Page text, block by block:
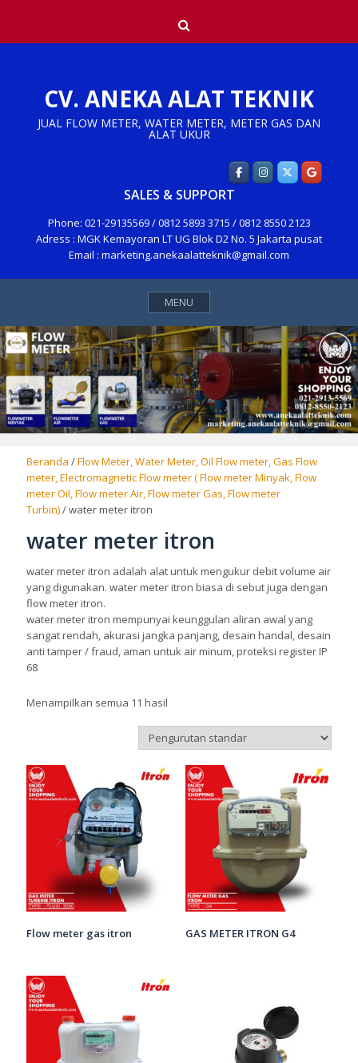
content
CV. ANEKA ALAT TEKNIK
JUAL FLOW METER, WATER METER, METER GAS DAN
ALAT UKUR
SALES & SUPPORT
Phone: 021-29135569 / 0812 5893 3715 / 0812 8550 2123
Adress : MGK Kemayoran LT UG Blok D2 No. 5 Jakarta pusat
Email : marketing.anekaalatteknik@gmail.com
MENU
Beranda /Flow Meter, Water Meter, Oil Flow meter, Gas Flow
meter, Electromagnetic Flow meter ( Flow meter Minyak, Flow
meter Oil, Flow meter Air, Flow meter Gas, Flow meter
Turbin)/ water meter itron
water meter itron
water meter itron adalah alat untuk mengukur debit volume air
yang digunakan. water meter itron biasa di sebut juga dengan
flow meter itron.
water meter itron mempunyai keunggulan aliran awal yang
sangat rendah, akurasi jangka panjang, desain handal, desain
anti tamper / fraud, aman untuk air minum, proteksi register IP
68
Menampilkan semua 11 hasil
Flow meter gas itron GAS METER ITRON G4